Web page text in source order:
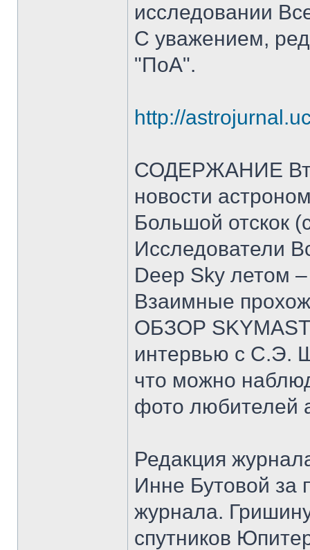
исследовании
С уважением,
"ПоА".
http://
СОДЕРЖАНИЕ
новости
Большой отскок
Исcледователи
Deep Sky летом
Взаимные
ОБЗОР
интервью с С.Э.
что можно
фото любителей
Редакция
Инне Бутовой за
журнала.
спутников